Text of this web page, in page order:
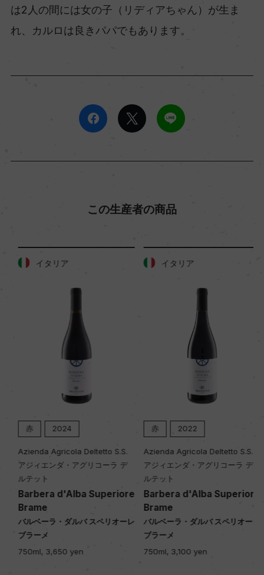
は2人の間には女の子（リディアちゃん）が生ま
れ、カルロは良きパパでもあります。
この生産者の商品
イタリア
赤 2024
Azienda Agricola Deltetto S.S.
アジィエンダ・アグリコーラ デ
ルテット
Barbera d'Alba Superiore
Brame
バルベーラ・ダルバ スペリオーレ
ブラーメ
750ml, 3,650 yen
イタリア
赤 2022
Azienda Agricola Deltetto S.S.
アジィエンダ・アグリコーラ デ
ルテット
Barbera d'Alba Superiore
Brame
バルベーラ・ダルバ スペリオーレ
ブラーメ
750ml, 3,100 yen